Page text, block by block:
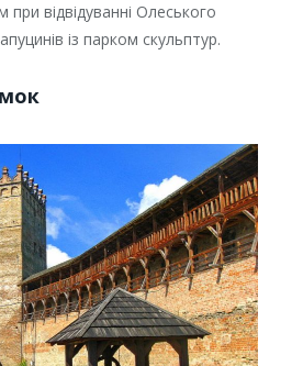
відвідуванні Олеського
із парком скульптур.